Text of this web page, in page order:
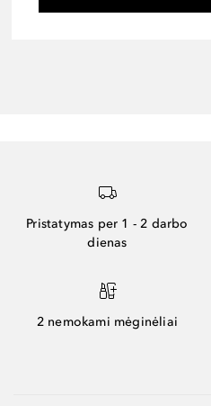
Pristatymas per 1 - 2 darbo
dienas
2 nemokami mėginėliai